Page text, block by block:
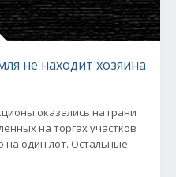
не находит хозяина
оказались на грани
на торгах участков
на один лот. Остальные